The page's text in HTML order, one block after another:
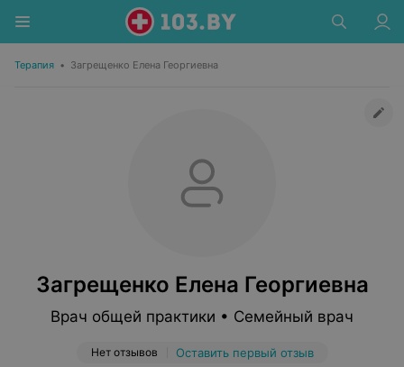
Терапия • Загрещенко Елена Георгиевна
Загрещенко Елена Георгиевна
Врач общей практики • Семейный врач
Нет отзывов Оставить первый отзыв